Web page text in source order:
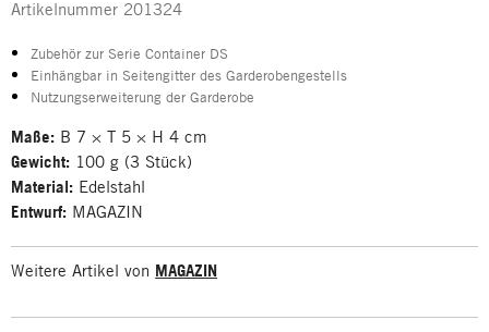
Artikelnummer 201324
Zubehör zur Serie Container DS
Einhängbar in Seitengitter des Garderobengestells
Nutzungserweiterung der Garderobe
Maße: B 7 × T 5 × H 4 cm
Gewicht: 100 g (3 Stück)
Material: Edelstahl
Entwurf: MAGAZIN
Weitere Artikel von MAGAZIN